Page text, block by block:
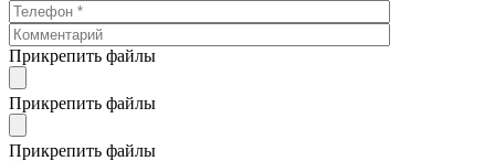
Прикрепить файлы
Прикрепить файлы
Прикрепить файлы